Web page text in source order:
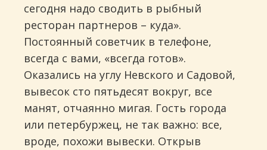
сегодня надо сводить в рыбный
ресторан партнеров – куда».
Постоянный советчик в телефоне,
всегда с вами, «всегда готов».
Оказались на углу Невского и Садовой,
вывесок сто пятьдесят вокруг, все
манят, отчаянно мигая. Гость города
или петербуржец, не так важно: все,
вроде, похожи вывески. Открыв